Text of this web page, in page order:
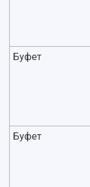
Буфет
Буфет